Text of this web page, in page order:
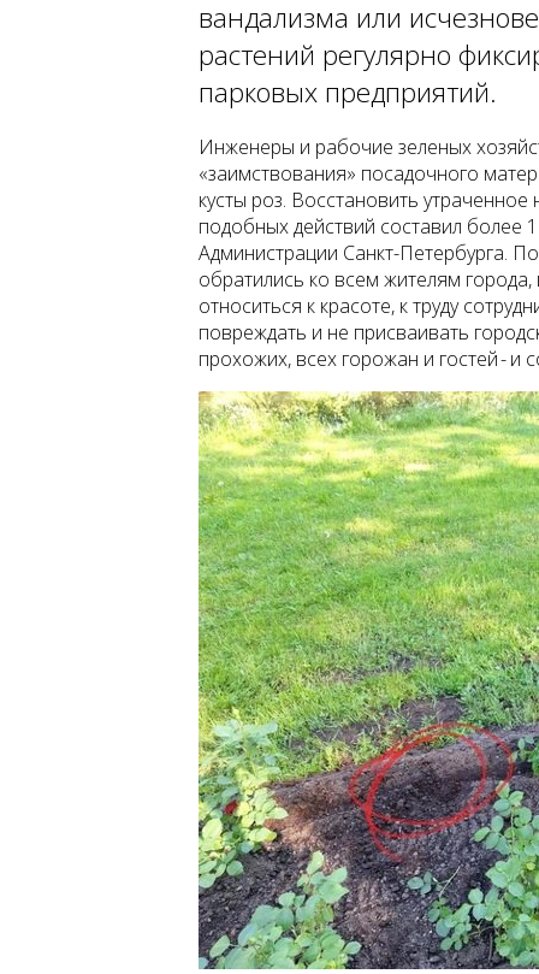
вандализма или
растений регулярно
парковых предприятий.
Инженеры и рабочие зеленых
«заимствования» посадочного
кусты роз. Восстановить
подобных действий составил более
Администрации Санкт-Петербурга.
обратились ко всем жителям
относиться к красоте, к труду
повреждать и не присваивать
прохожих, всех горожан и гостей - и